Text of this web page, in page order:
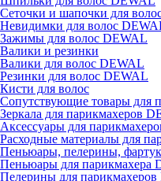
Сеточки и шапочки для
Невидимки для волос
Зажимы для волос DEWAL
Валики и резинки
Валики для волос DEWAL
Резинки для волос DEWAL
Кисти для волос
Сопутствующие товары для
Зеркала для парикмахеров
Аксессуары для
Расходные материалы для
Пеньюары, пелерины,
Пеньюары для парикмахера
Пелерины для